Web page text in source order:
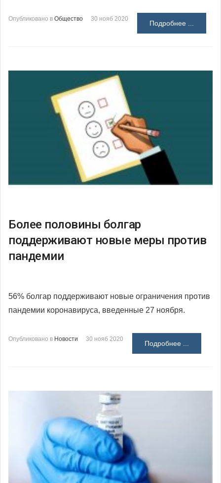
Опубликовано в Общество 30 нояб 2020
Подробнее ...
Более половины болгар
поддерживают новые меры против
пандемии
56% болгар поддерживают новые ограничения против
пандемии коронавируса, введенные 27 ноября.
Опубликовано в Новости 30 нояб 2020
Подробнее ...